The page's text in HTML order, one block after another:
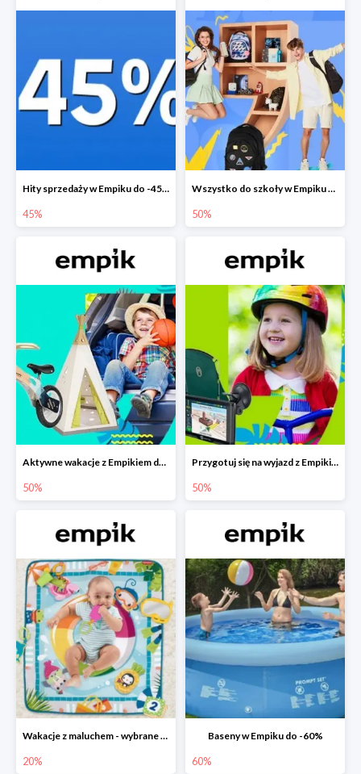
Hity sprzedaży w Empiku do -45%
45%
Wszystko do szkoły w Empiku do -50%
50%
Aktywne wakacje z Empikiem do -50%
50%
Przygotuj się na wyjazd z Empikiem - rabaty do -50%
50%
Wakacje z maluchem - wybrane zabawki Fisher-Price w Empiku-20%
20%
Baseny w Empiku do -60%
60%